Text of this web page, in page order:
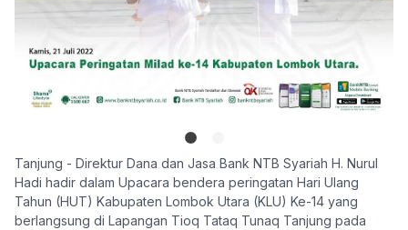
Tanjung - Direktur Dana dan Jasa Bank NTB Syariah H. Nurul
Hadi hadir dalam Upacara bendera peringatan Hari Ulang
Tahun (HUT) Kabupaten Lombok Utara (KLU) Ke-14 yang
berlangsung di Lapangan Tioq Tataq Tunaq Tanjung pada